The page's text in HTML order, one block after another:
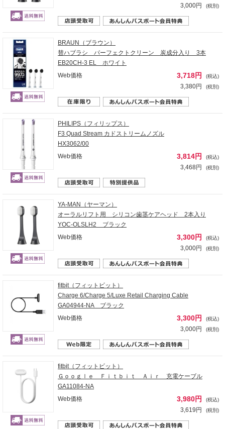
3,000円 (税別)
BRAUN（ブラウン）
替ハブラシ パーフェクトクリーン 炭成分入り 3本
EB20CH-3 EL ホワイト
Web価格
3,718円 (税込)
3,380円 (税別)
PHILIPS（フィリップス）
F3 Quad Stream カドストリームノズル
HX3062/00
Web価格
3,814円 (税込)
3,468円 (税別)
YA-MAN（ヤーマン）
オーラルリフト用 シリコン歯茎ケアヘッド 2本入り
YOC-OLSLH2 ブラック
Web価格
3,300円 (税込)
3,000円 (税別)
fitbit（フィットビット）
Charge 6/Charge 5/Luxe Retail Charging Cable
GA04944-NA ブラック
Web価格
3,300円 (税込)
3,000円 (税別)
fitbit（フィットビット）
Ｇｏｏｇｌｅ Ｆｉｔｂｉｔ Ａｉｒ 充電ケーブル
GA11084-NA
Web価格
3,980円 (税込)
3,619円 (税別)